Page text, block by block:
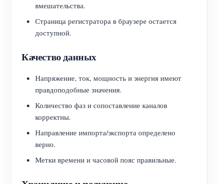
вмешательства.
Страница регистратора в браузере остается
доступной.
Качество данных
Напряжение, ток, мощность и энергия имеют
правдоподобные значения.
Количество фаз и сопоставление каналов
корректны.
Направление импорта/экспорта определено
верно.
Метки времени и часовой пояс правильные.